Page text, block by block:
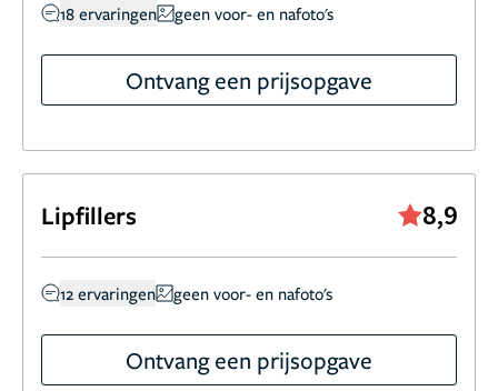
18 ervaringen geen voor- en nafoto's
Ontvang een prijsopgave
Lipfillers 8,9
12 ervaringen geen voor- en nafoto's
Ontvang een prijsopgave